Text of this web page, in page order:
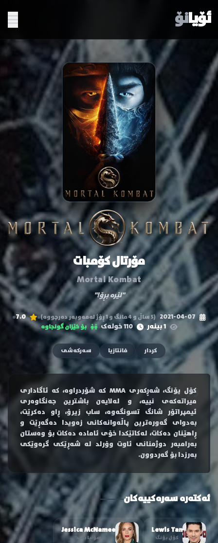
ئۆیانۆ
مۆرتال کۆمبات
Mortal Kombat
"لێرە بڕۆ!"
2021-04-07 (5 ساڵ و 4 مانگ و 1 ڕۆژ لەمەوبەر دەرچووە)
7.0
1 بینەر
110 خولەک بۆ خێزان گونجاوە
کردار فانتازیا سەرکەشی
کۆل یۆنگ، شەڕکەری MMA کە شۆردراوە، کە ئاگاداری
میراتەکەی نییە، و لەلایەن باشترین جەنگاوەری
ئیمپراتۆر شانگ تسونگەوە، ساب زیرۆ، ڕاو دەکرێت،
بەدوای گەورەترین پاڵەوانەکانی زەویدا دەگەڕێت و
ڕاهێنان دەکات، لەکاتێکدا خۆی ئامادە دەکات بۆ وەستان
بەرامبەر دوژمنانی ئاوت وۆرلد لە شەڕێکی گرەوێکی
بەرزدا بۆ گەردوون.
ئەکتەرە سەرەکییەکان
Lewis Tan
کۆل یۆنگ
Jessica McNamee
سۆنیا بلاید